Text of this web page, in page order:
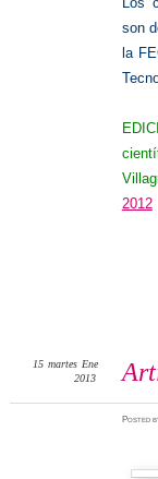
son
la
2012
15 martes Ene
2013
Posted